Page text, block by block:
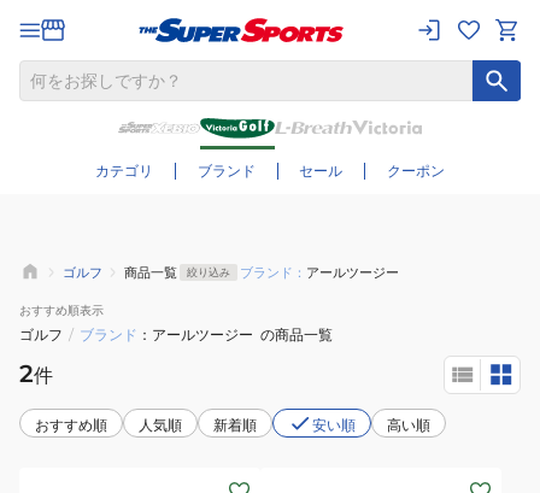
カテゴリ ブランド セール クーポン
さらに絞り込む
ゴルフ 商品一覧 絞り込み ブランド： アールツージー
おすすめ順表示
ゴルフ / ブランド アールツージー の商品一覧
2件
おすすめ順 人気順 新着順 安い順 高い順